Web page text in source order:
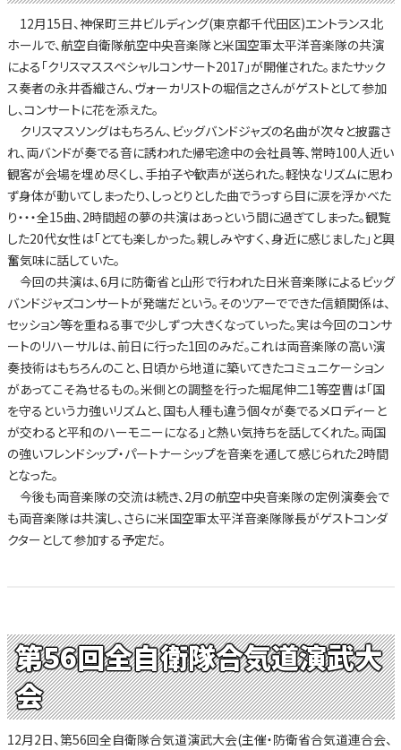
12月15日、神保町三井ビルディング(東京都千代田区)エントランス北
ホールで、航空自衛隊航空中央音楽隊と米国空軍太平洋音楽隊の共演
による「クリスマススペシャルコンサート2017」が開催された。またサック
ス奏者の永井香織さん、ヴォーカリストの堀信之さんがゲストとして参加
し、コンサートに花を添えた。
クリスマスソングはもちろん、ビッグバンドジャズの名曲が次々と披露さ
れ、両バンドが奏でる音に誘われた帰宅途中の会社員等、常時100人近い
観客が会場を埋め尽くし、手拍子や歓声が送られた。軽快なリズムに思わ
ず身体が動いてしまったり、しっとりとした曲でうっすら目に涙を浮かべた
り・・・全15曲、2時間超の夢の共演はあっという間に過ぎてしまった。観覧
した20代女性は「とても楽しかった。親しみやすく、身近に感じました」と興
奮気味に話していた。
今回の共演は、6月に防衛省と山形で行われた日米音楽隊によるビッグ
バンドジャズコンサートが発端だという。そのツアーでできた信頼関係は、
セッション等を重ねる事で少しずつ大きくなっていった。実は今回のコンサ
ートのリハーサルは、前日に行った1回のみだ。これは両音楽隊の高い演
奏技術はもちろんのこと、日頃から地道に築いてきたコミュニケーション
があってこそ為せるもの。米側との調整を行った堀尾伸二1等空曹は「国
を守るという力強いリズムと、国も人種も違う個々が奏でるメロディーと
が交わると平和のハーモニーになる」と熱い気持ちを話してくれた。両国
の強いフレンドシップ・パートナーシップを音楽を通して感じられた2時間
となった。
今後も両音楽隊の交流は続き、2月の航空中央音楽隊の定例演奏会で
も両音楽隊は共演し、さらに米国空軍太平洋音楽隊隊長がゲストコンダ
クターとして参加する予定だ。
第56回全自衛隊合気道演武大
会
12月2日、第56回全自衛隊合気道演武大会(主催・防衛省合気道連合会、